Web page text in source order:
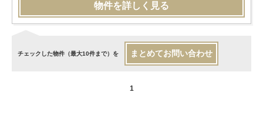
物件を詳しく見る
チェックした物件（最大10件まで）を まとめてお問い合わせ
1